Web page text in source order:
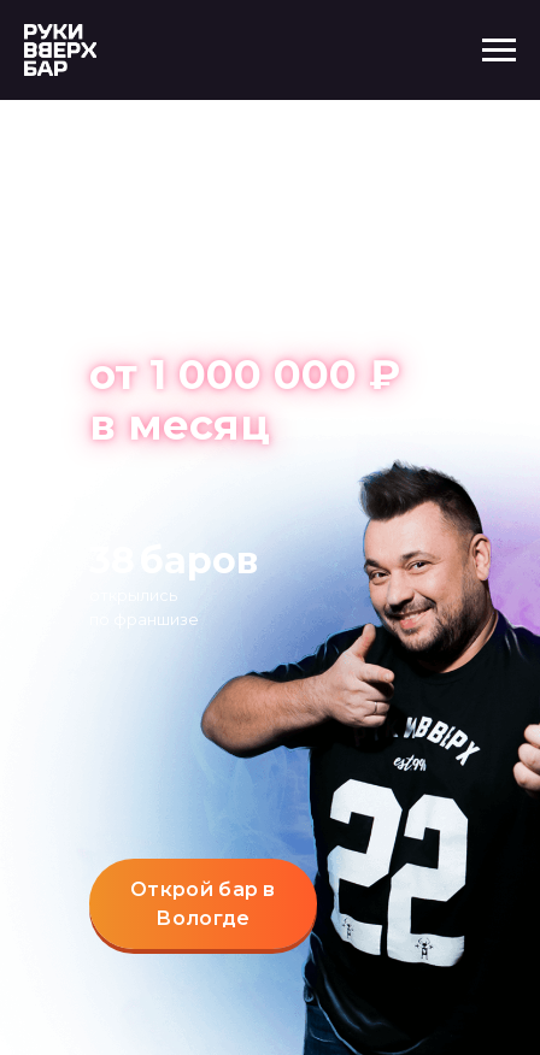
от 1 000 000 ₽
в месяц
открылись
по франшизе
Открой бар в
Вологде
баров